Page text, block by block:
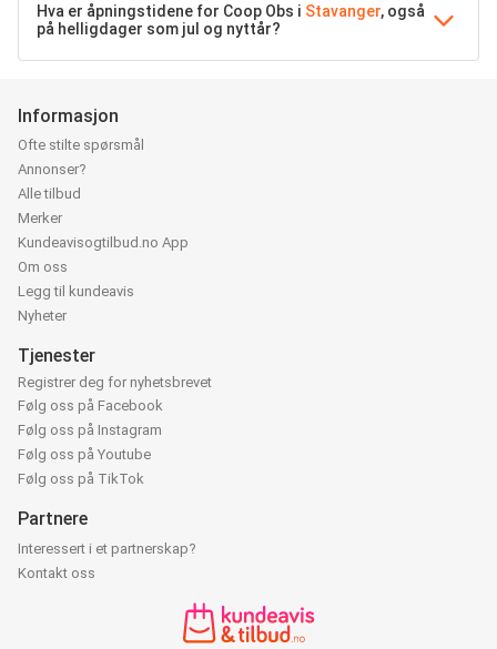
Hva er åpningstidene for Coop Obs i Stavanger, også
på helligdager som jul og nyttår?
Informasjon
Ofte stilte spørsmål
Annonser?
Alle tilbud
Merker
Kundeavisogtilbud.no App
Om oss
Legg til kundeavis
Nyheter
Tjenester
Registrer deg for nyhetsbrevet
Følg oss på Facebook
Følg oss på Instagram
Følg oss på Youtube
Følg oss på TikTok
Partnere
Interessert i et partnerskap?
Kontakt oss